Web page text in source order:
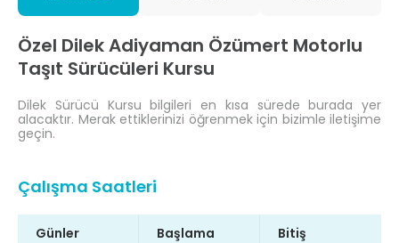
Özel Dilek Adiyaman Özümert Motorlu
Taşıt Sürücüleri Kursu
Dilek Sürücü Kursu bilgileri en kısa sürede burada yer
alacaktır. Merak ettiklerinizi öğrenmek için bizimle iletişime
geçin.
Çalışma Saatleri
Günler Başlama Bitiş